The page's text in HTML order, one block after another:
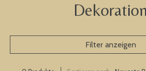
Dekoration
Filter anzeigen